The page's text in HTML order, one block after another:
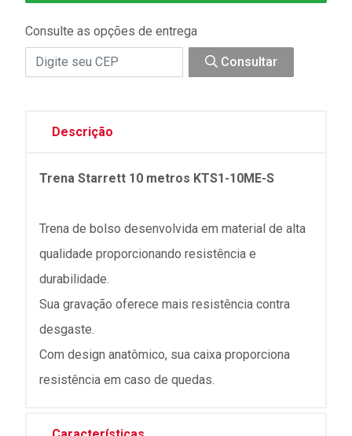
Consulte as opções de entrega
Consultar
Descrição
Trena Starrett 10 metros KTS1-10ME-S
Trena de bolso desenvolvida em material de alta
qualidade proporcionando resistência e
durabilidade.
Sua gravação oferece mais resistência contra
desgaste.
Com design anatômico, sua caixa proporciona
resistência em caso de quedas.